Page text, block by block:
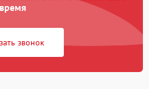
время
звонок